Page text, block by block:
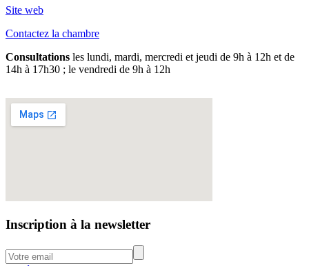
Site web
Contactez la chambre
Consultations les lundi, mardi, mercredi et jeudi de 9h à 12h et de
14h à 17h30 ; le vendredi de 9h à 12h
Inscription à la newsletter